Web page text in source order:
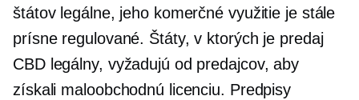
štátov legálne, jeho komerčné využitie je stále
prísne regulované. Štáty, v ktorých je predaj
CBD legálny, vyžadujú od predajcov, aby
získali maloobchodnú licenciu. Predpisy